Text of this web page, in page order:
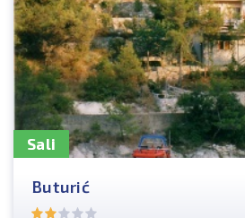
Sali
Buturić